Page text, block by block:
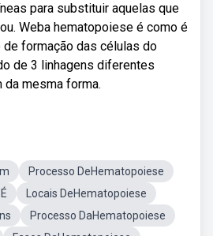
para substituir aquelas que
Weba hematopoiese é como é
formação das células do
de 3 linhagens diferentes
mesma forma.
Processo DeHematopoiese
Locais DeHematopoiese
Processo DaHematopoiese